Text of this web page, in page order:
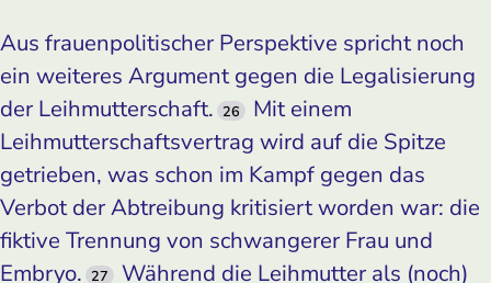
Aus frauenpolitischer Perspektive spricht noch
ein weiteres Argument gegen die Legalisierung
der Leihmutterschaft. 26
Mit einem
Leihmutterschaftsvertrag wird auf die Spitze
getrieben, was schon im Kampf gegen das
Verbot der Abtreibung kritisiert worden war: die
fiktive Trennung von schwangerer Frau und
Embryo. 27 Während die Leihmutter als (noch)